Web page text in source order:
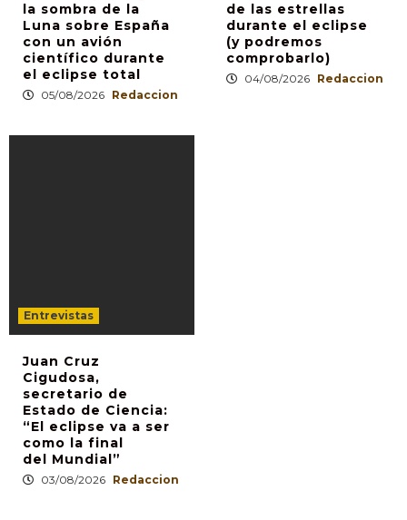
la sombra de la
Luna sobre España
con un avión
científico durante
el eclipse total
05/08/2026 Redaccion
de las estrellas
durante el eclipse
(y podremos
comprobarlo)
04/08/2026 Redaccion
Entrevistas
Juan Cruz
Cigudosa,
secretario de
Estado de Ciencia:
“El eclipse va a ser
como la final
del Mundial”
03/08/2026 Redaccion